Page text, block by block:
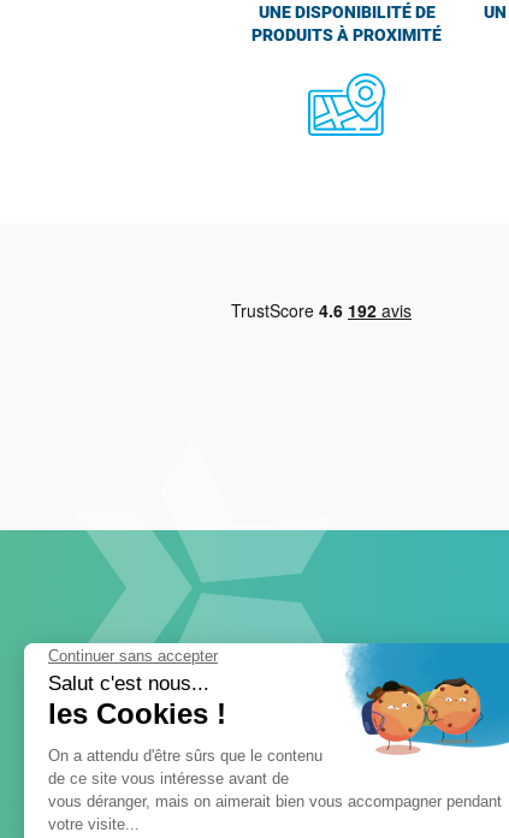
UNE DISPONIBILITÉ DE
PRODUITS À PROXIMITÉ